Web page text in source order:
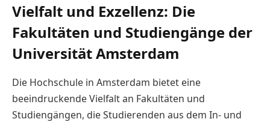
Vielfalt und Exzellenz: Die
Fakultäten und Studiengänge der
Universität Amsterdam
Die Hochschule in Amsterdam bietet eine
beeindruckende Vielfalt an Fakultäten und
Studiengängen, die Studierenden aus dem In- und